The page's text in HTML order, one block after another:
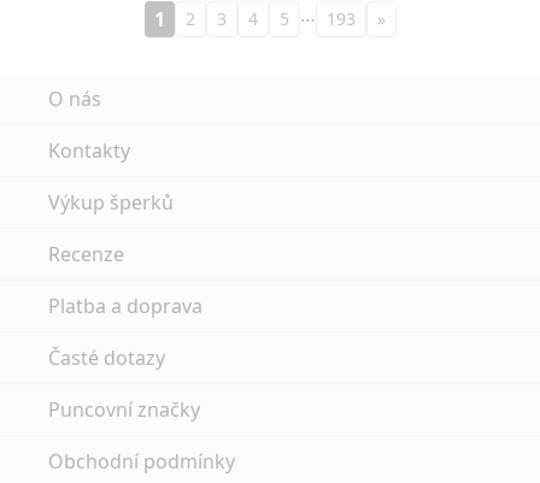
1 2 3 4 5 … 193 »
O nás
Kontakty
Výkup šperků
Recenze
Platba a doprava
Časté dotazy
Puncovní značky
Obchodní podmínky